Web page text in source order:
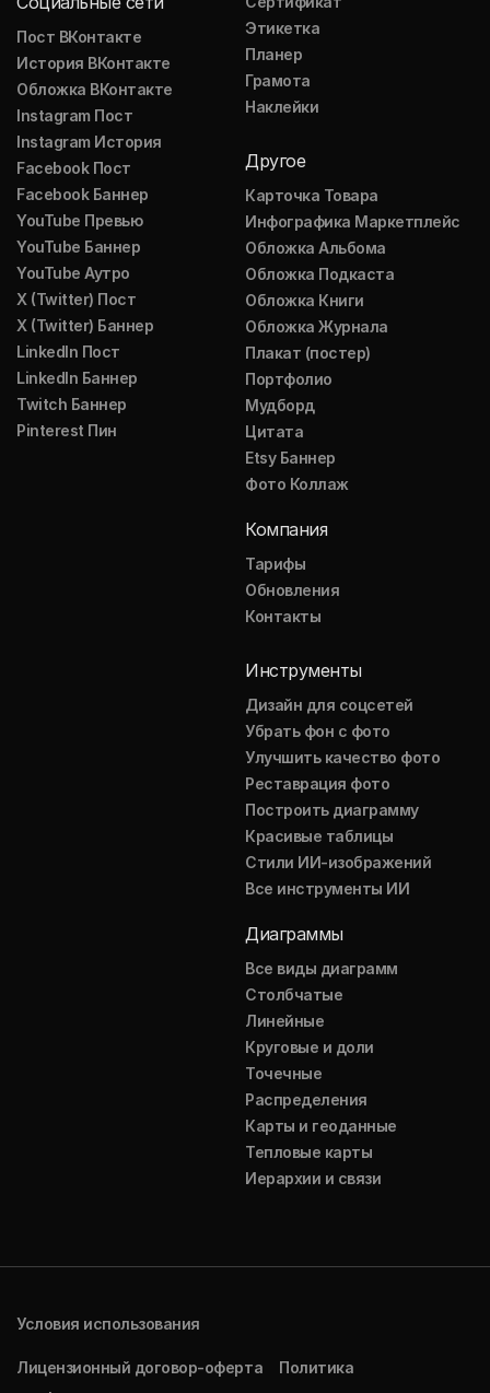
Пост ВКонтакте
История ВКонтакте
Обложка ВКонтакте
Instagram Пост
Instagram История
Facebook Пост
Facebook Баннер
YouTube Превью
YouTube Баннер
YouTube Аутро
X (Twitter) Пост
X (Twitter) Баннер
LinkedIn Пост
LinkedIn Баннер
Twitch Баннер
Pinterest Пин
Этикетка
Планер
Грамота
Наклейки
Другое
Карточка Товара
Инфографика Маркетплейс
Обложка Альбома
Обложка Подкаста
Обложка Книги
Обложка Журнала
Плакат (постер)
Портфолио
Мудборд
Цитата
Etsy Баннер
Фото Коллаж
Компания
Тарифы
Обновления
Контакты
Инструменты
Дизайн для соцсетей
Убрать фон с фото
Улучшить качество фото
Реставрация фото
Построить диаграмму
Красивые таблицы
Стили ИИ-изображений
Все инструменты ИИ
Диаграммы
Все виды диаграмм
Столбчатые
Линейные
Круговые и доли
Точечные
Распределения
Карты и геоданные
Тепловые карты
Иерархии и связи
Условия использования
Лицензионный договор-оферта
Политика